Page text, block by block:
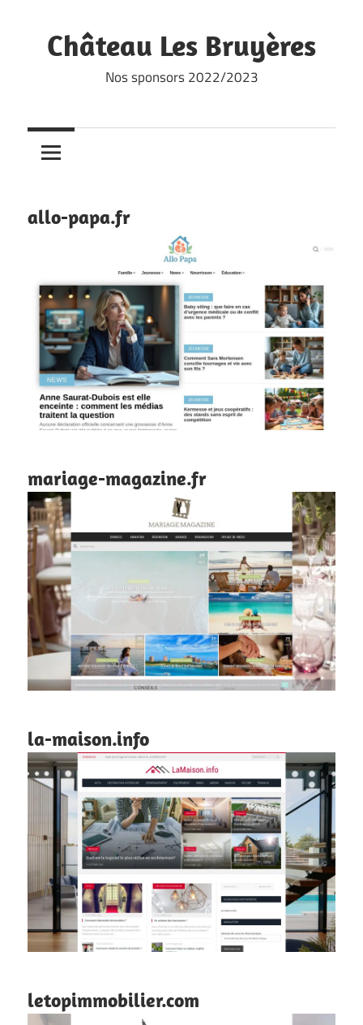
content
Château Les Bruyères
Nos sponsors 2022/2023
allo-papa.fr
mariage-magazine.fr
la-maison.info
letopimmobilier.com